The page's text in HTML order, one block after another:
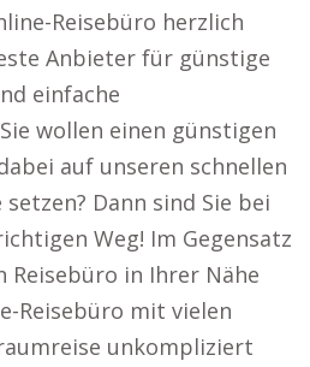
Reisebüro herzlich
Anbieter für günstige
einfache
wollen einen günstigen
auf unseren schnellen
Dann sind Sie bei
Weg! Im Gegensatz
Reisebüro in Ihrer Nähe
Reisebüro mit vielen
unkompliziert